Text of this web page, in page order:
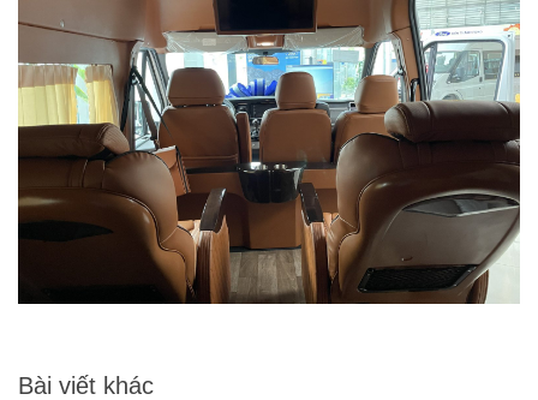
Bài viết khác